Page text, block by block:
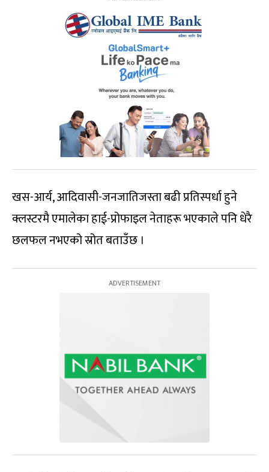
खस-आर्य, आदिवासी-जनजातिजस्ता बढी प्रतिस्पर्धा हुने
क्लस्टरमै एमालेका हाई-प्रोफाइल नेताहरू भएकाले पनि धेरै
छलफल नभएको स्रोत बताउँछ ।